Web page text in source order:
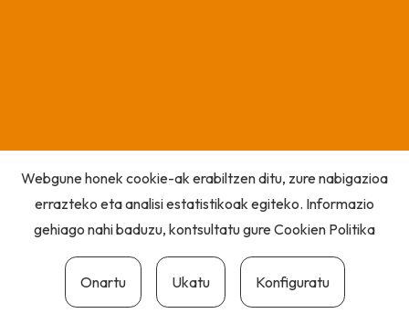
Webgune honek cookie-ak erabiltzen ditu, zure nabigazioa
errazteko eta analisi estatistikoak egiteko. Informazio
gehiago nahi baduzu, kontsultatu gureCookien Politika
Onartu Ukatu Konfiguratu